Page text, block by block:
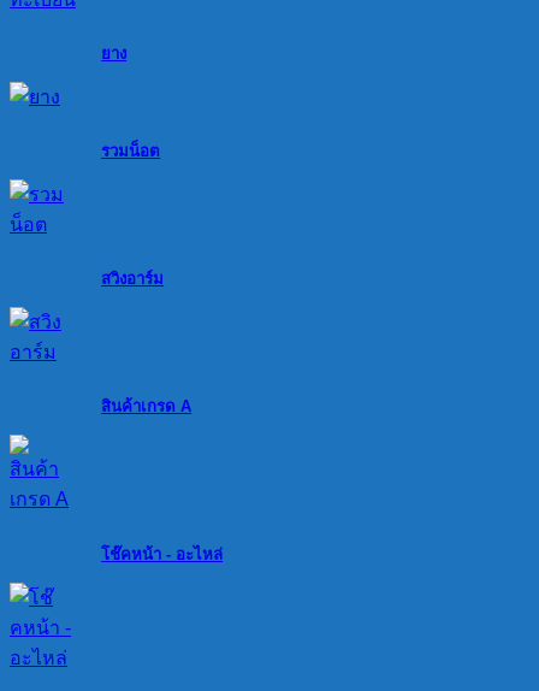
ยาง
รวมน็อต
สวิงอาร์ม
สินค้าเกรด A
โช๊คหน้า - อะไหล่